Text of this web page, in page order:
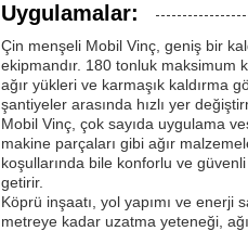
Uygulamalar:
Çin menşeli Mobil Vinç, geniş bir
ekipmandır. 180 tonluk maksimum
ağır yükleri ve karmaşık kaldırma
şantiyeler arasında hızlı yer
Mobil Vinç, çok sayıda uygulama
makine parçaları gibi ağır
koşullarında bile konforlu ve
getirir.
Köprü inşaatı, yol yapımı ve enerji
metreye kadar uzatma yeteneği,